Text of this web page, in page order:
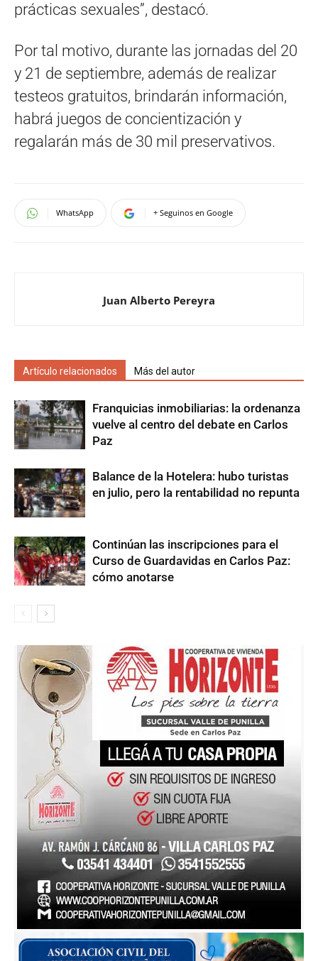
prácticas sexuales”, destacó.
Por tal motivo, durante las jornadas del 20
y 21 de septiembre, además de realizar
testeos gratuitos, brindarán información,
habrá juegos de concientización y
regalarán más de 30 mil preservativos.
WhatsApp + Seguinos en Google
Juan Alberto Pereyra
Artículo relacionados Más del autor
Franquicias inmobiliarias: la ordenanza
vuelve al centro del debate en Carlos
Paz
Balance de la Hotelera: hubo turistas
en julio, pero la rentabilidad no repunta
Continúan las inscripciones para el
Curso de Guardavidas en Carlos Paz:
cómo anotarse